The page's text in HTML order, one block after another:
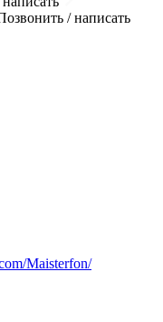
/ написать
Maisterfon/